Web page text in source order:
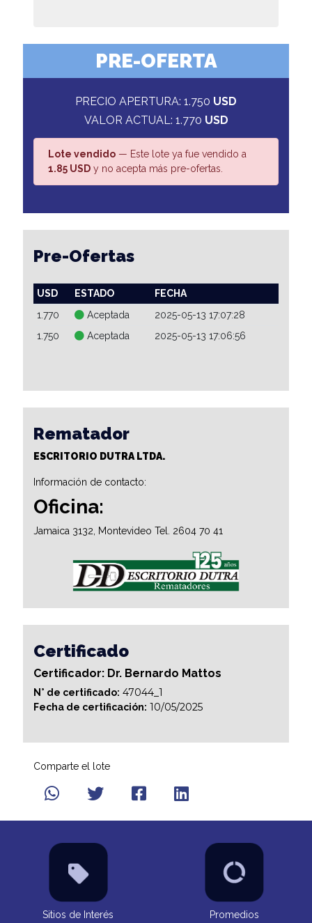
PRE-OFERTA
PRECIO APERTURA: 1.750 USD
VALOR ACTUAL: 1.770 USD
Lote vendido — Este lote ya fue vendido a
1.85 USD y no acepta más pre-ofertas.
Pre-Ofertas
USD ESTADO
FECHA
1.770
Aceptada
2025-05-13 17:07:28
1.750
Aceptada 2025-05-13 17:06:56
Rematador
ESCRITORIO DUTRA LTDA.
Información de contacto:
Oficina:
Jamaica 3132, Montevideo Tel. 2604 70 41
Certificado
Certificador: Dr. Bernardo Mattos
N° de certificado: 47044_1
Fecha de certificación: 10/05/2025
Comparte el lote
Sitios de Interés Promedios